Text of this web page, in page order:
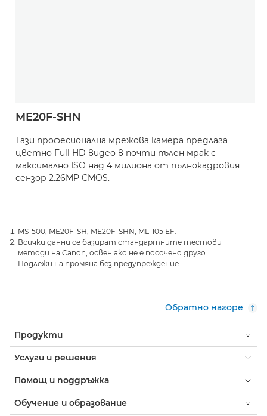
ME20F-SHN
Тази професионална мрежова камера предлага
цветно Full HD видео в почти пълен мрак с
максимално ISO над 4 милиона от пълнокадровия
сензор 2.26MP CMOS.
MS-500, ME20F-SH, ME20F-SHN, ML-105 EF.
Всички данни се базират стандартните тестови
методи на Canon, освен ако не е посочено друго.
Подлежи на промяна без предупреждение.
Обратно нагоре
Продукти
Услуги и решения
Помощ и поддръжка
Обучение и образование